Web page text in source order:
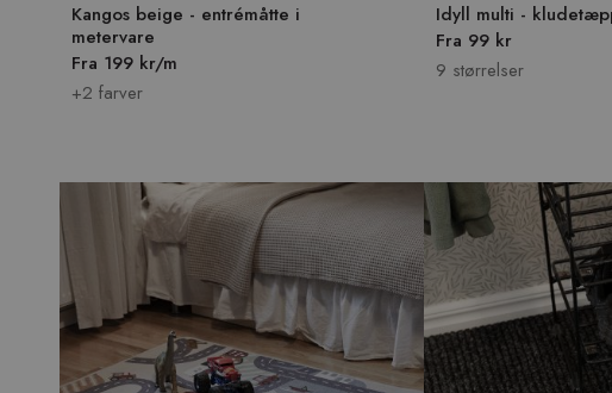
Kangos beige - entrémåtte i
metervare
Fra 199 kr/m
+2 farver
Idyll multi -
Fra 99 kr
9 størrelser